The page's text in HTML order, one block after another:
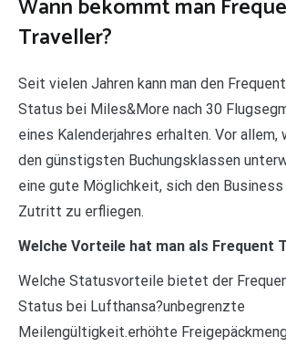
Wann bekommt man
Traveller?
Seit vielen Jahren kann man den
Status bei Miles&More nach 30
eines Kalenderjahres erhalten. Vor allem,
den günstigsten Buchungsklassen
eine gute Möglichkeit, sich den
Zutritt zu erfliegen.
Welche Vorteile hat man als Frequent
Welche Statusvorteile bietet der
Status bei Lufthansa?unbegrenzte
Meilengültigkeit.erhöhte